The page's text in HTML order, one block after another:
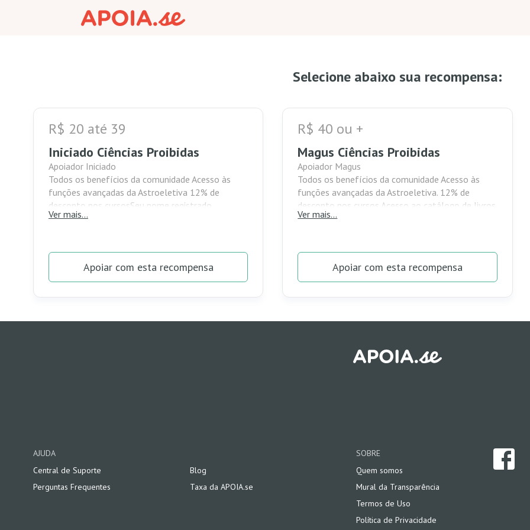
Selecione abaixo sua recompensa:
R$ 20 até 39
Iniciado Ciências Proibidas
Apoiador Iniciado
Todos os benefícios da comunidade Acesso às
funções avançadas da Astroeletiva 12% de
desconto nos cursosSeu nome registrado
com destaque de honra em todas as nossas
cursos.
Reconhecemos seu apoio, ele é muito importante
Ver mais...
Apoiar com esta recompensa
R$ 40 ou +
Magus Ciências Proibidas
Apoiador Magus
Todos os benefícios da comunidade Acesso às
funções avançadas da Astroeletiva. 12% de
desconto nos cursos.Acesso ao catálogo de livros
das Ciências Proibidas na plataforma eBooks (para
os apoiadores que também são alunos, acesso
vitalício ao conteúdo dos cursos.
para nós.
Ver mais...
Apoiar com esta recompensa
AJUDA
Central de Suporte
Perguntas Frequentes
Blog
Taxa da APOIA.se
SOBRE
Quem somos
Mural da Transparência
Termos de Uso
Política de Privacidade